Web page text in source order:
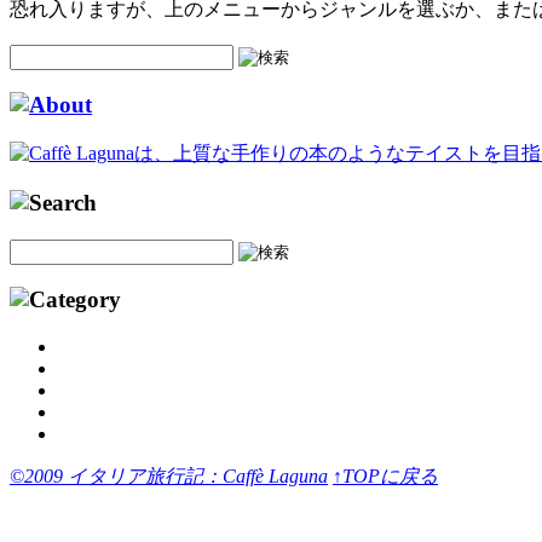
恐れ入りますが、上のメニューからジャンルを選ぶか、また
©2009 イタリア旅行記：Caffè Laguna ↑TOPに戻る